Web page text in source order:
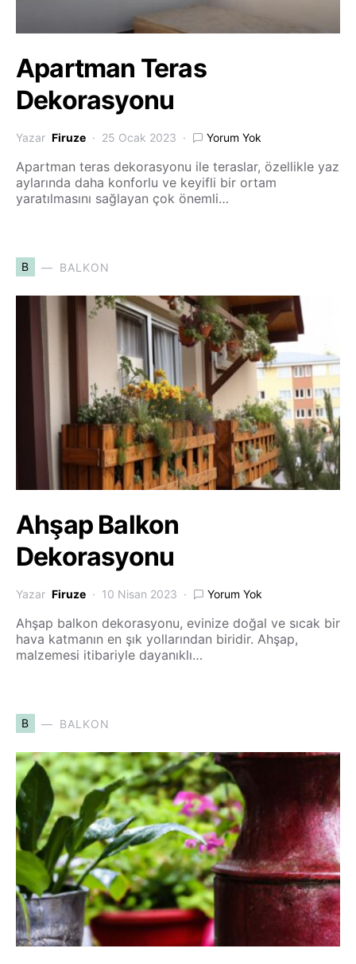
Apartman Teras
Dekorasyonu
Yazar Firuze 25 Ocak 2023 Yorum Yok
Apartman teras dekorasyonu ile teraslar, özellikle yaz
aylarında daha konforlu ve keyifli bir ortam
yaratılmasını sağlayan çok önemli…
B BALKON
Ahşap Balkon
Dekorasyonu
Yazar Firuze 10 Nisan 2023 Yorum Yok
Ahşap balkon dekorasyonu, evinize doğal ve sıcak bir
hava katmanın en şık yollarından biridir. Ahşap,
malzemesi itibariyle dayanıklı…
B BALKON